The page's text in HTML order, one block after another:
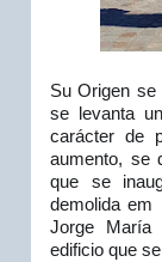
Su Origen se
se levanta
carácter de
aumento, se
que se
demolida
Jorge María
edificio que